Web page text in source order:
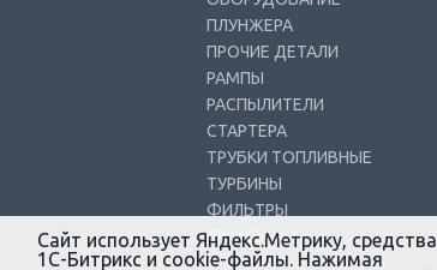
ПЛУНЖЕРА
ПРОЧИЕ ДЕТАЛИ
РАМПЫ
РАСПЫЛИТЕЛИ
СТАРТЕРА
ТРУБКИ ТОПЛИВНЫЕ
ТУРБИНЫ
ФИЛЬТРЫ
ФОРСУНКИ
Сайт использует Яндекс.Метрику, средства
1С-Битрикс и cookie-файлы. Нажимая